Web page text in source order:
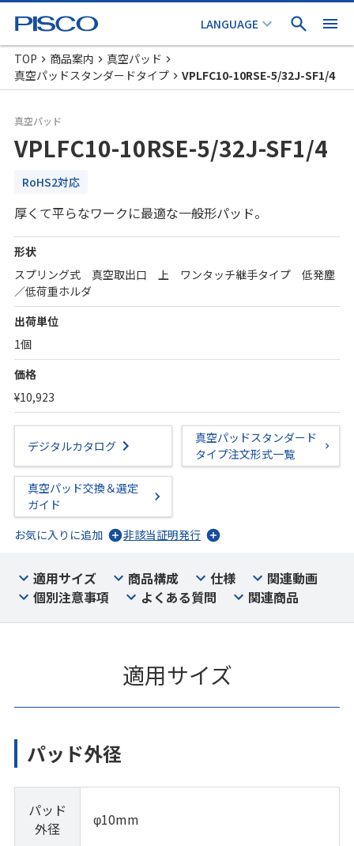
TOP 商品案内
真空パッド
真空パッドスタンダードタイプ
VPLFC10-10RSE-5/32J-SF1/4
真空パッド
VPLFC10-10RSE-5/32J-SF1/4
RoHS2対応
厚くて平らなワークに最適な一般形パッド。
形状
スプリング式 真空取出口 上 ワンタッチ継手タイプ 低発塵
／低荷重ホルダ
出荷単位
1個
価格
¥10,923
デジタルカタログ
真空パッドスタンダード
タイプ注文形式一覧
真空パッド交換＆選定
ガイド
お気に入りに追加
非該当証明発行
適用サイズ 商品構成 仕様
関連動画
個別注意事項
よくある質問 関連商品
適用サイズ
パッド外径
パッド
外径
φ10mm